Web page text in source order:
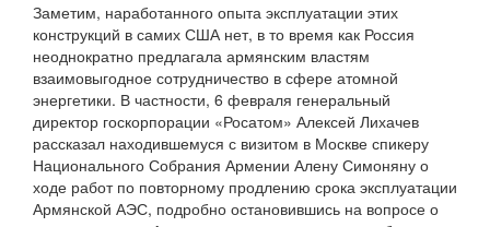
Заметим, наработанного опыта эксплуатации этих
конструкций в самих США нет, в то время как Россия
неоднократно предлагала армянским властям
взаимовыгодное сотрудничество в сфере атомной
энергетики. В частности, 6 февраля генеральный
директор госкорпорации «Росатом» Алексей Лихачев
рассказал находившемуся с визитом в Москве спикеру
Национального Собрания Армении Алену Симоняну о
ходе работ по повторному продлению срока эксплуатации
Армянской АЭС, подробно остановившись на вопросе о